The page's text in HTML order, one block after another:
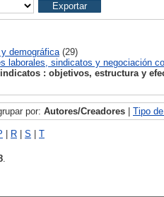
demográfica (29)
laborales, sindicatos y negociación
: objetivos, estructura y
por: Autores/Creadores | Tipo
| R | S | T